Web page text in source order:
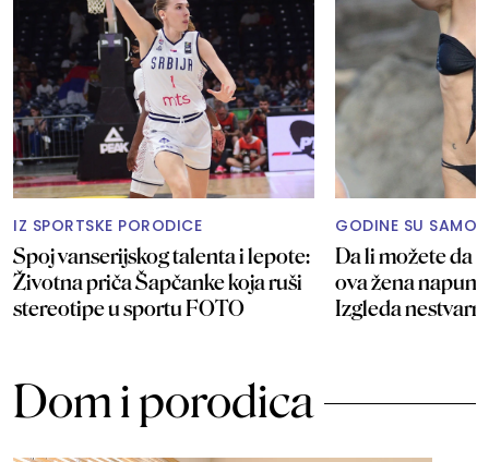
IZ SPORTSKE PORODICE
Spoj vanserijskog talenta i lepote:
Životna priča Šapčanke koja ruši
stereotipe u sportu FOTO
GODINE SU SAMO
Da li možete da
ova žena
Izgleda
Dom i porodica